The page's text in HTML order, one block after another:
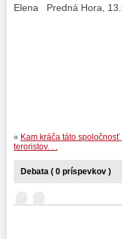
Elena Predná Hora,
« Kam kráča táto
teroristov. . .
Debata ( 0 príspevkov )